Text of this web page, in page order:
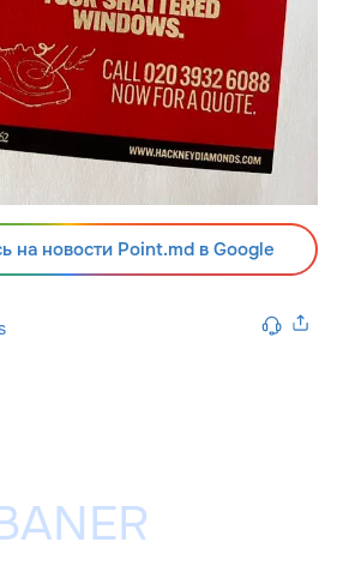
на новости Point.md в Google